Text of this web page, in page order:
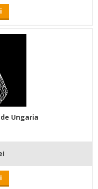
Ungaria